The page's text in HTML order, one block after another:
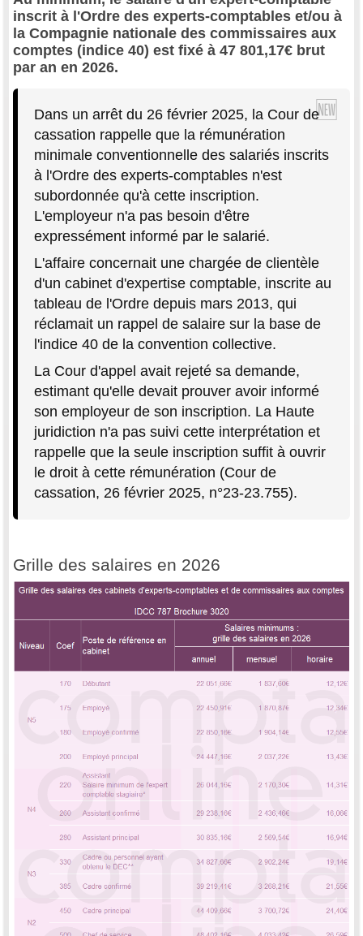
inscrit à l'Ordre des experts-comptables et/ou à
la Compagnie nationale des commissaires aux
comptes (indice 40) est fixé à 47 801,17€ brut
par an en 2026.
Dans un arrêt du 26 février 2025, la Cour de
cassation rappelle que la rémunération
minimale conventionnelle des salariés inscrits
à l'Ordre des experts-comptables n'est
subordonnée qu'à cette inscription.
L'employeur n'a pas besoin d'être
expressément informé par le salarié.
L'affaire concernait une chargée de clientèle
d'un cabinet d'expertise comptable, inscrite au
tableau de l'Ordre depuis mars 2013, qui
réclamait un rappel de salaire sur la base de
l'indice 40 de la convention collective.
La Cour d'appel avait rejeté sa demande,
estimant qu'elle devait prouver avoir informé
son employeur de son inscription. La Haute
juridiction n'a pas suivi cette interprétation et
rappelle que la seule inscription suffit à ouvrir
le droit à cette rémunération (Cour de
cassation, 26 février 2025, n°23-23.755).
Grille des salaires en 2026